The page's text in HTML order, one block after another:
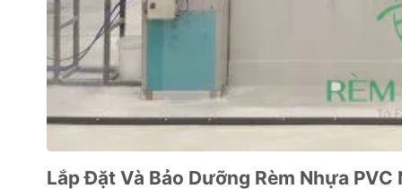
Lắp Đặt Và Bảo Dưỡng Rèm Nhựa